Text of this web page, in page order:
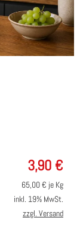
3,90 €
65,00€ je Kg
inkl. 19% MwSt.
zzgl. Versand